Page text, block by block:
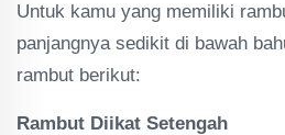
Untuk kamu yang memiliki
panjangnya sedikit di bawah
rambut berikut:
Rambut Diikat Setengah